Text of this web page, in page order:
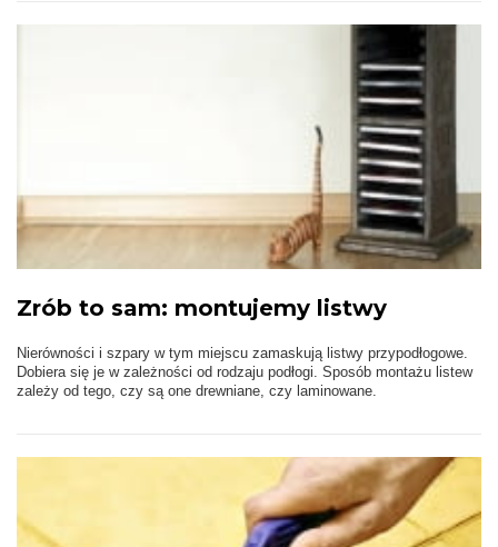
Zrób to sam: montujemy listwy
Nierówności i szpary w tym miejscu zamaskują listwy przypodłogowe.
Dobiera się je w zależności od rodzaju podłogi. Sposób montażu listew
zależy od tego, czy są one drewniane, czy laminowane.